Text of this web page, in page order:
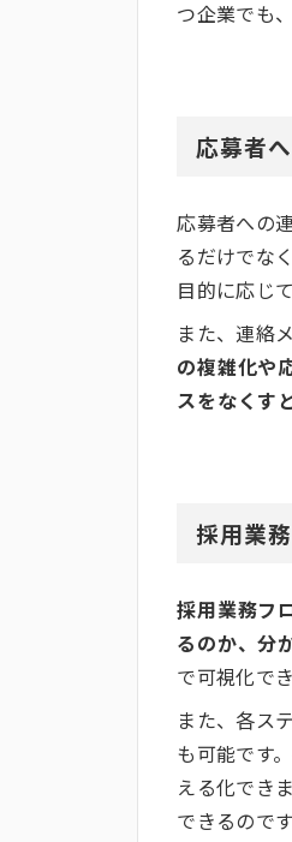
つ企業でも
応募者
応募者への
るだけでな
目的に応じ
また、連絡
の複雑化や
スをなくす
採用業
採用業務フ
るのか、分
で可視化で
また、各ス
も可能です
える化でき
できるのです